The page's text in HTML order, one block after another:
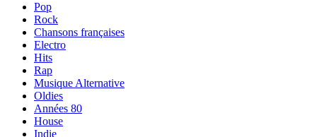
Pop
Rock
Chansons françaises
Electro
Hits
Rap
Musique Alternative
Oldies
Années 80
House
Indie